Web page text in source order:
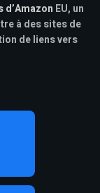
EU, un
à des sites de
de liens vers